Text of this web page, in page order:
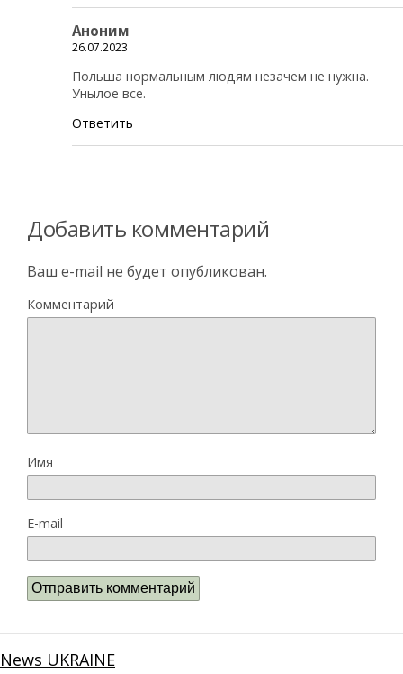
Аноним
26.07.2023
Польша нормальным людям незачем не нужна.
Унылое все.
Ответить
Добавить комментарий
Ваш e-mail не будет опубликован.
Комментарий
Имя
E-mail
News UKRAINE